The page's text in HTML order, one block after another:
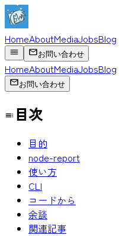
HomeAboutMediaJobsBlog
お問い合わせ
HomeAboutMediaJobsBlog
お問い合わせ
目次
目的
node-report
使い方
CLI
コードから
余談
関連記事